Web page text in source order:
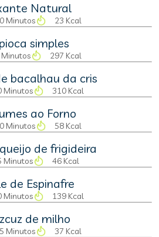
Natural
Minutos 23 Kcal
simples
Minutos 297 Kcal
bacalhau da cris
Minutos 310 Kcal
ao Forno
Minutos 58 Kcal
de frigideira
Minutos 46 Kcal
de Espinafre
Minutos 139 Kcal
de milho
Minutos 37 Kcal